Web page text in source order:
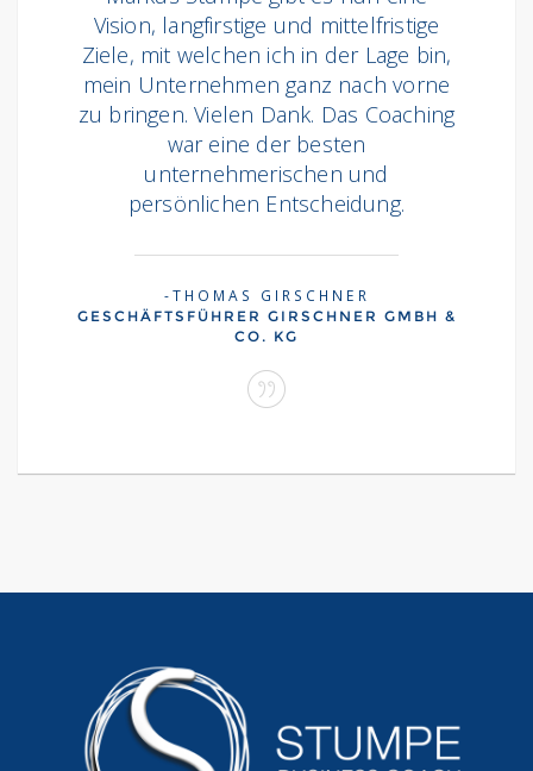
Vision, langfirstige und mittelfristige
Ziele, mit welchen ich in der Lage bin,
mein Unternehmen ganz nach vorne
zu bringen. Vielen Dank. Das Coaching
war eine der besten
unternehmerischen und
persönlichen Entscheidung.
THOMAS GIRSCHNER
GESCHÄFTSFÜHRER GIRSCHNER GMBH &
CO. KG